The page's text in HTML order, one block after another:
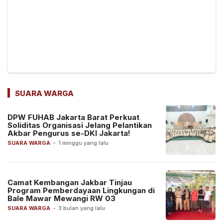
SUARA WARGA
SUARA WARGA - 1 minggu yang lalu
DPW FUHAB Jakarta Barat Perkuat
Soliditas Organisasi Jelang Pelantikan
Akbar Pengurus se-DKI Jakarta!
SUARA WARGA - 3 bulan yang lalu
Camat Kembangan Jakbar Tinjau
Program Pemberdayaan Lingkungan di
Bale Mawar Mewangi RW 03